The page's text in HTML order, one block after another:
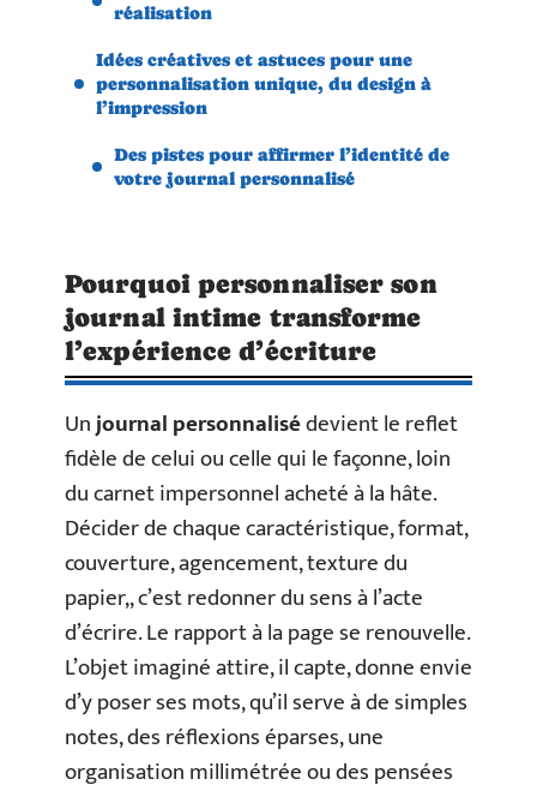
réalisation
Idées créatives et astuces pour une
personnalisation unique, du design à
l’impression
Des pistes pour affirmer l’identité de
votre journal personnalisé
Pourquoi personnaliser son
journal intime transforme
l’expérience d’écriture
Unjournal personnalisédevient le reflet
fidèle de celui ou celle qui le façonne, loin
du carnet impersonnel acheté à la hâte.
Décider de chaque caractéristique, format,
couverture, agencement, texture du
papier,, c’est redonner du sens à l’acte
d’écrire. Le rapport à la page se renouvelle.
L’objet imaginé attire, il capte, donne envie
d’y poser ses mots, qu’il serve à de simples
notes, des réflexions éparses, une
organisation millimétrée ou des pensées